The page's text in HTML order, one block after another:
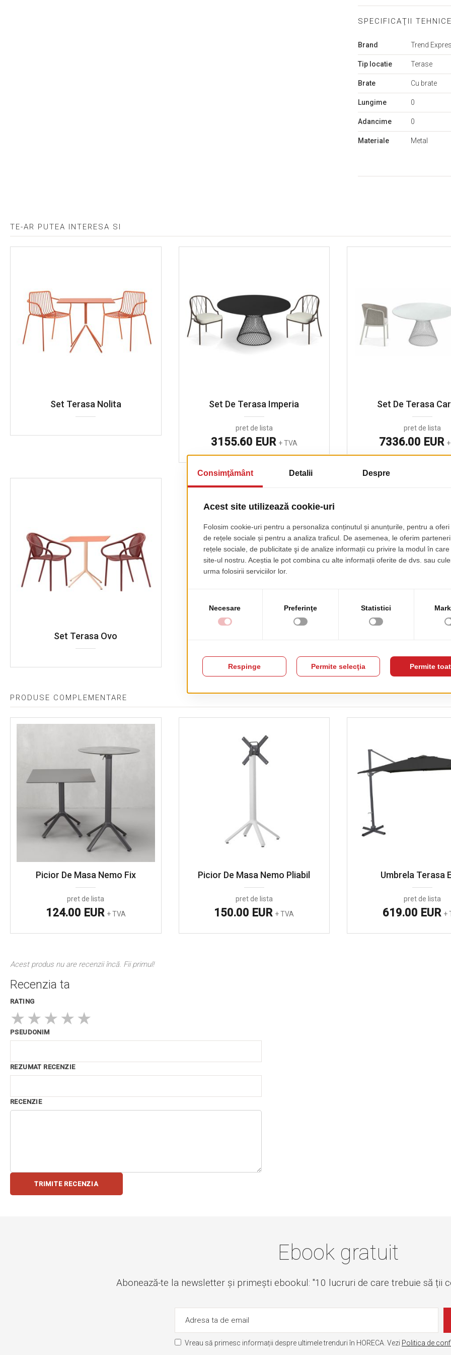
SPECIFICAŢII
Mai
informații
Brand Trend
Tip locatie Terase
Brate Cu brate
Lungime 0
Adancime 0
Materiale Metal
TE-AR PUTEA INTERESA SI
Set Terasa Nolita Set De Terasa Imperia
pret de lista
3155.60 EUR + TVA
Set De Terasa
pret de lista
7336.00 EUR
Set Terasa Ovo
PRODUSE COMPLEMENTARE
Picior De Masa Nemo Fix
pret de lista
124.00 EUR + TVA
Picior De Masa Nemo Pliabil
pret de lista
150.00 EUR + TVA
Umbrela Terasa
pret de lista
619.00 EUR +
Acest produs nu are recenzii încă. Fii primul!
Recenzia ta
RATING
★ ★ ★ ★ ★
PSEUDONIM
REZUMAT RECENZIE
RECENZIE
TRIMITE RECENZIA
Ebook gratuit
Abonează-te la newsletter și primești ebookul: "10 lucruri de care trebuie să ții
Vreau să primesc informații despre ultimele trenduri în HORECA. Vezi Politica de